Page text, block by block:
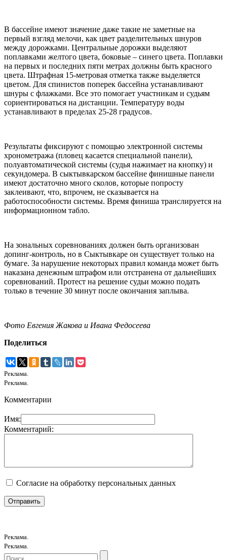
В бассейне имеют значение даже такие не заметные на
первый взгляд мелочи, как цвет разделительных шнуров
между дорожками. Центральные дорожки выделяют
поплавками желтого цвета, боковые – синего цвета. Поплавки
на первых и последних пяти метрах должны быть красного
цвета. Штрафная 15-метровая отметка также выделяется
цветом. Для спинистов поперек бассейна устанавливают
шнуры с флажками. Все это помогает участникам и судьям
сориентироваться на дистанции. Температуру воды
устанавливают в пределах 25-28 градусов.
Результаты фиксируют с помощью электронной системы
хронометража (пловец касается специальной панели),
полуавтоматической системы (судья нажимает на кнопку) и
секундомера. В сыктывкарском бассейне финишные панели
имеют достаточно много сколов, которые попросту
заклеивают, что, впрочем, не сказывается на
работоспособности системы. Время финиша транслируется на
информационном табло.
На зональных соревнованиях должен быть организован
допинг-контроль, но в Сыктывкаре он существует только на
бумаге. За нарушение некоторых правил команда может быть
наказана денежным штрафом или отстранена от дальнейших
соревнований. Протест на решение судьи можно подать
только в течение 30 минут после окончания заплыва.
Фото Евгения Жакова и Ивана Федосеева
Поделиться
Реклама.
Реклама.
Комментарии
Имя:
Комментарий:
Согласие на обработку персональных данных
Реклама.
Реклама.